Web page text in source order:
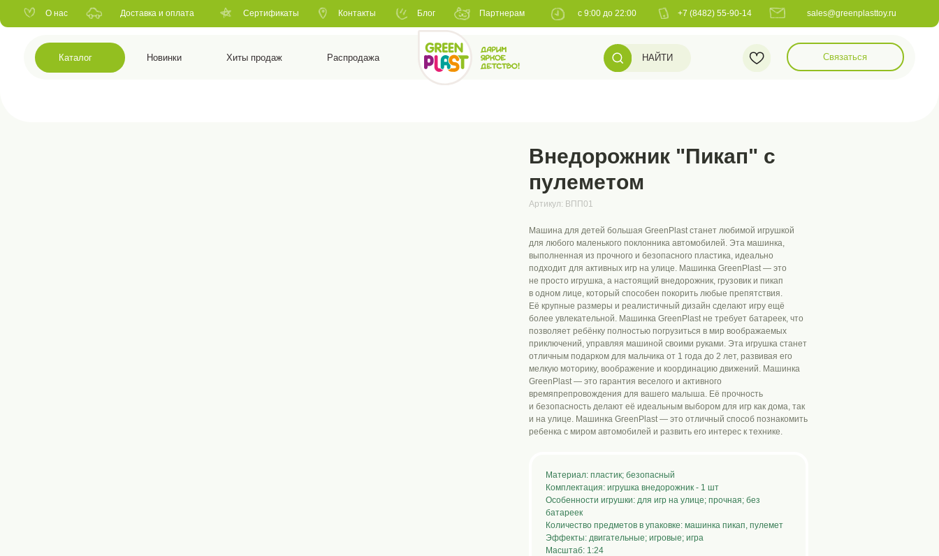
О нас Доставка и оплата Сертификаты Контакты Блог Партнерам с 9:00 до 22:00 +7 (8482) 55-90-14 sales@greenplasttoy.ru
Связаться
Внедорожник "Пикап" с
пулеметом
Артикул: ВПП01
Машина для детей большая GreenPlast станет любимой игрушкой
для любого маленького поклонника автомобилей. Эта машинка,
выполненная из прочного и безопасного пластика, идеально
подходит для активных игр на улице. Машинка GreenPlast — это
не просто игрушка, а настоящий внедорожник, грузовик и пикап
в одном лице, который способен покорить любые препятствия.
Её крупные размеры и реалистичный дизайн сделают игру ещё
более увлекательной. Машинка GreenPlast не требует батареек, что
позволяет ребёнку полностью погрузиться в мир воображаемых
приключений, управляя машиной своими руками. Эта игрушка станет
отличным подарком для мальчика от 1 года до 2 лет, развивая его
мелкую моторику, воображение и координацию движений. Машинка
GreenPlast — это гарантия веселого и активного
времяпрепровождения для вашего малыша. Её прочность
и безопасность делают её идеальным выбором для игр как дома, так
и на улице. Машинка GreenPlast — это отличный способ познакомить
ребенка с миром автомобилей и развить его интерес к технике.
Материал: пластик; безопасный
Комплектация: игрушка внедорожник - 1 шт
Особенности игрушки: для игр на улице; прочная; без
батареек
Количество предметов в упаковке: машинка пикап, пулемет
Эффекты: двигательные; игровые; игра
Масштаб: 1:24